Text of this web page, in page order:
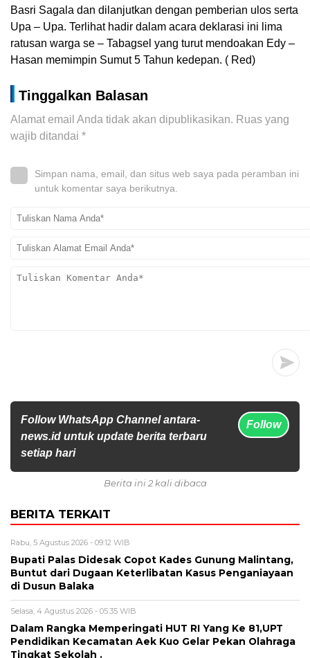
Basri Sagala dan dilanjutkan dengan pemberian ulos serta
Upa – Upa. Terlihat hadir dalam acara deklarasi ini lima
ratusan warga se – Tabagsel yang turut mendoakan Edy –
Hasan memimpin Sumut 5 Tahun kedepan. ( Red)
Tinggalkan Balasan
Alamat email Anda tidak akan dipublikasikan. Ruas yang
wajib ditandai *
Simpan nama, email, dan situs web saya pada peramban ini
untuk komentar saya berikutnya.
Follow WhatsApp Channel antara-
news.id untuk update berita terbaru
setiap hari
Follow
Berita ini 2 kali dibaca
BERITA TERKAIT
Rabu, 5 Agustus 2026 - 09:12 WIB
Bupati Palas Didesak Copot Kades Gunung Malintang,
Buntut dari Dugaan Keterlibatan Kasus Penganiayaan
di Dusun Balaka
Selasa, 4 Agustus 2026 - 05:35 WIB
Dalam Rangka Memperingati HUT RI Yang Ke 81,UPT
Pendidikan Kecamatan Aek Kuo Gelar Pekan Olahraga
Tingkat Sekolah .